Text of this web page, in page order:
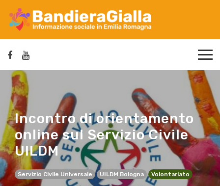
Incontro di orientamento
online sul Servizio Civile
UILDM
Servizio Civile Universale UILDM Bologna Volontariato